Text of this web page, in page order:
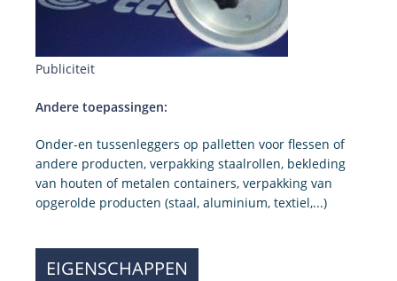
Publiciteit
Andere toepassingen:
Onder-en tussenleggers op palletten voor flessen of
andere producten, verpakking staalrollen, bekleding
van houten of metalen containers, verpakking van
opgerolde producten (staal, aluminium, textiel,...)
EIGENSCHAPPEN